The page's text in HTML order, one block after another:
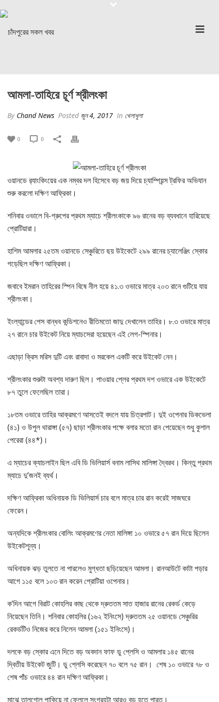
আমলা-তাহিরে চূর্ণ শ্রীলংকা
By Chand News Posted জুন 4, 2017 In খেলাধুলা
0 0
ওয়ানডে র‌্যাংকিংয়ের এক নম্বর দল হিসেবে বড় জয় দিয়ে চ্যাম্পিয়ন্স ট্রফির অভিযান
শুরু করলো দক্ষিণ আফ্রিকা।
শনিবার ওভালে বি-গ্রুপের প্রথম ম্যাচে শ্রীলংকাকে ৯৬ রানের বড় ব্যবধানে হারিয়েছে
প্রোটিয়ারা।
হাশিম আমলার ২৫তম ওয়ানডে সেঞ্চুরিতে ছয় উইকেটে ২৯৯ রানের চ্যালেঞ্জিং স্কোর
গড়েছিল দক্ষিণ আফ্রিকা।
জবাবে ইমরান তাহিরের স্পিন বিষে নীল হয়ে ৪১.৩ ওভারে মাত্র ২০৩ রানে গুটিয়ে যায়
শ্রীলংকা।
ইংল্যান্ডের পেস বান্ধব কন্ডিশনেও রীতিমতো জাদু দেখালেন তাহির। ৮.৩ ওভারে মাত্র
২৭ রানে চার উইকেট নিয়ে ম্যাচসেরা হয়েছেন এই লেগ-স্পিনার।
এছাড়া ক্রিস মরিস দুটি এবং রাবাদা ও মরকেল একটি করে উইকেট নেন।
শ্রীলংকার শুরুটা অবশ্য দারুণ ছিল। পাওয়ার প্লের প্রথম দশ ওভারে এক উইকেটে
৮৭ তুলে ফেলেছিল তারা।
১৮তম ওভারে তাহির আক্রমণে আসতেই বদলে যায় চিত্রপাট। দুই ওপেনার ডিকভেলা
(৪১) ও উপুল থারাঙ্গা (৫৭) ছাড়া শ্রীলংকার পক্ষে বলার মতো রান পেয়েছেন শুধু কুশাল
পেরেরা (৪৪*)।
এ ম্যাচের ক্যাচলাইন ছিল এবি ডি ভিলিয়ার্স বনাম লাসিথ মালিঙ্গা দ্বৈরথ। কিন্তু প্রথম
ম্যাচে দু’জনই ব্যর্থ।
দক্ষিণ আফ্রিকা অধিনায়ক ডি ভিলিয়ার্স চার বলে মাত্র চার রান করেই সাজঘরে
ফেরেন।
অন্যদিকে শ্রীলংকার বোলিং আক্রমণের নেতা মালিঙ্গা ১০ ওভারে ৫৭ রান দিয়ে ছিলেন
উইকেটশূন্য।
অধিনায়ক ঝড় তুলতে না পারলেও মুগ্ধতা ছড়িয়েছেন আমলা। রানআউটে কাটা পড়ার
আগে ১১৫ বলে ১০৩ রান করেন প্রোটিয়া ওপেনার।
ক’দিন আগে বিরাট কোহলির কাছ থেকে দ্রুততম সাত হাজার রানের রেকর্ড কেড়ে
নিয়েছেন তিনি। শনিবার কোহলির (১৬২ ইনিংসে) দ্রুততম ২৫ ওয়ানডে সেঞ্চুরির
রেকর্ডটিও নিজের করে নিলেন আমলা (১৫১ ইনিংসে)।
দলকে বড় স্কোর এনে দিতে বড় অবদান ফাফ ডু প্লেসি ও আমলার ১৪৫ রানের
দ্বিতীয় উইকেট জুটি। ডু প্লেসি করেছেন ৭০ বলে ৭৫ রান। শেষ ১০ ওভারে ৭৮ ও
শেষ পাঁচ ওভারে ৪৪ রান দক্ষিণ আফ্রিকা।
মাঝে তালগোল পাকিয়ে না ফেললে সংগ্রহটা আরও বড় হতে পারত।